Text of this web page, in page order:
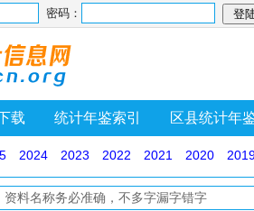
密码：
载 统计年鉴索引 区县统计年
2024 2023 2022 2021 2020